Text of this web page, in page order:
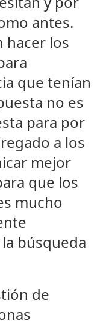
antes.
hacer los
que tenían
no es
para por
a los
mejor
que los
mucho
búsqueda
de